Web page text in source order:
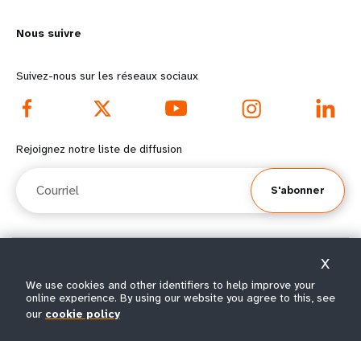
o
r
e
f
o
t
d
o
t
e
r
m
Nous suivre
Suivez-nous sur les réseaux sociaux
Rejoignez notre liste de diffusion
S'abonner
Conditions
d'utilisation
Avis de confidentialité de
l’UNFPA
|
Plan du
site
We use cookies and other identifiers to help improve your
online experience. By using our website you agree to this, see
our cookie policy
X